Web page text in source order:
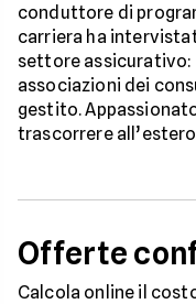
conduttore di
carriera ha
settore assicurativo:
associazioni dei
gestito.
trascorrere
Offerte
Calcola online il